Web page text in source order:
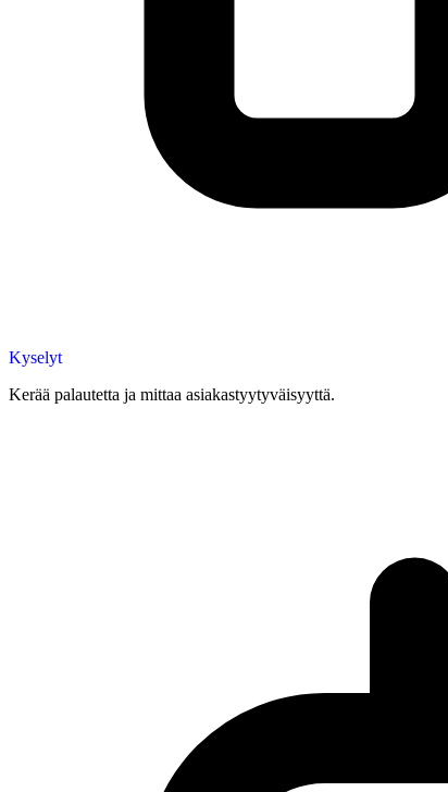
Kyselyt
Kerää palautetta ja mittaa asiakastyytyväisyyttä.